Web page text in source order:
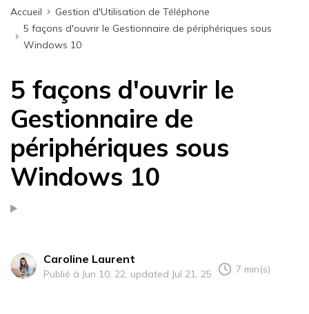
Accueil
Gestion d'Utilisation de Téléphone
5 façons d'ouvrir le Gestionnaire de périphériques sous
Windows 10
5 façons d'ouvrir le
Gestionnaire de
périphériques sous
Windows 10
Caroline Laurent
Publié à Jun 10, 22, updated Jul 21, 25 7 min(s)